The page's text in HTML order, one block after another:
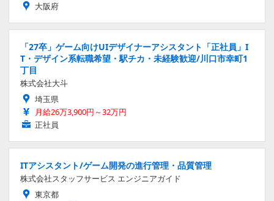
大阪府
「27卒」ゲーム向けUIデザイナーアシスタント「正社員」I
T・デザイン系転職希望・駅チカ・未経験歓迎/川口市幸町1
丁目
株式会社大斗
埼玉県
月給26万3,900円～32万円
正社員
ITアシスタント/ゲーム開発の進行管理・品質管理
株式会社スタッフサービス エンジニアガイド
東京都